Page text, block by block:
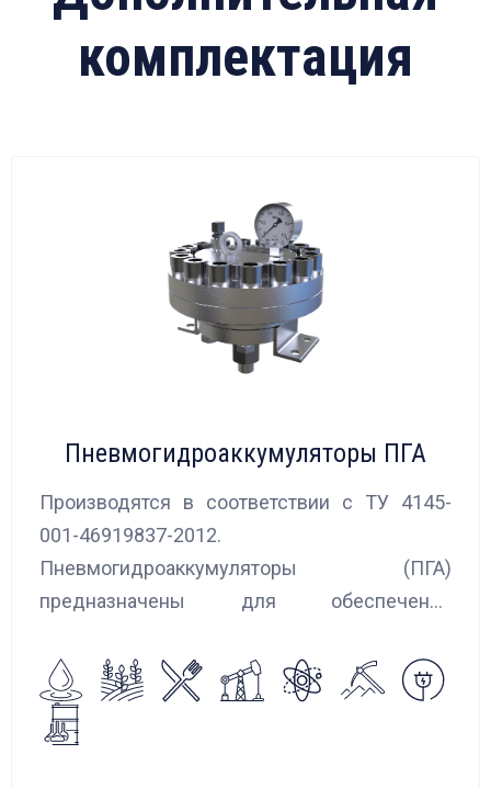
комплектация
Пневмогидроаккумуляторы ПГА
Производятся в соответствии с ТУ 4145-
001-46919837-2012.
Пневмогидроаккумуляторы (ПГА)
предназначены для обеспечения
колебаний потока жидкости, возникающих в
гидравлических системах.